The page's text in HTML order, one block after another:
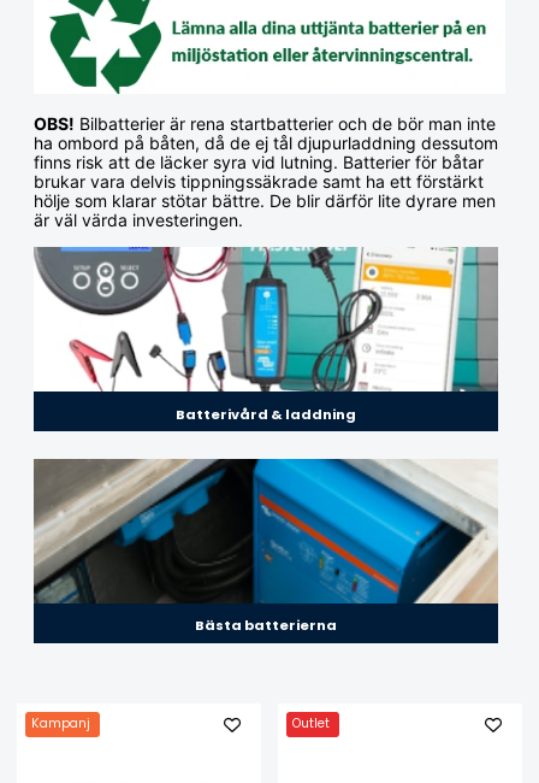
OBS! Bilbatterier är rena startbatterier och de bör man inte
ha ombord på båten, då de ej tål djupurladdning dessutom
finns risk att de läcker syra vid lutning. Batterier för båtar
brukar vara delvis tippningssäkrade samt ha ett förstärkt
hölje som klarar stötar bättre. De blir därför lite dyrare men
är väl värda investeringen.
Batterivård & laddning
Bästa batterierna
Kampanj Outlet